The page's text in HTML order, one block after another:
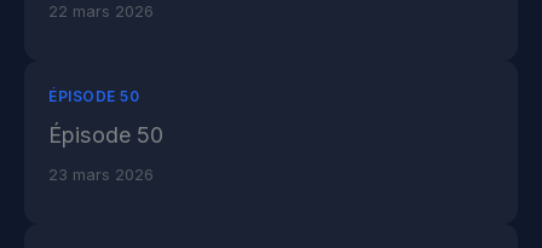
22 mars 2026
ÉPISODE 50
Épisode 50
23 mars 2026